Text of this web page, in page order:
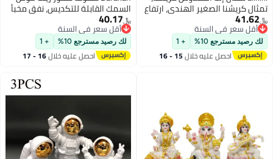
الهندي، ارتفاع
للوحة قيادة
المنزلي والمعبد
وتمثال ديوالي
+ 1
عليه خلال 15 - 16
السمك القابلة للتكديس، نفق مخبأ
بيتا للأسماك الإقليمية، مخبأ لتربية
وتفريخ الجمبري والسيكلد، زينة مخبأ
2 قطعة
40.17
أقل سعر في السنة
أقل سعر في السنة
لك رصيد مسترجع 10% + 1
احصل عليه خلال 16 - 17